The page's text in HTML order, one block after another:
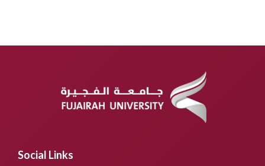
Social Links